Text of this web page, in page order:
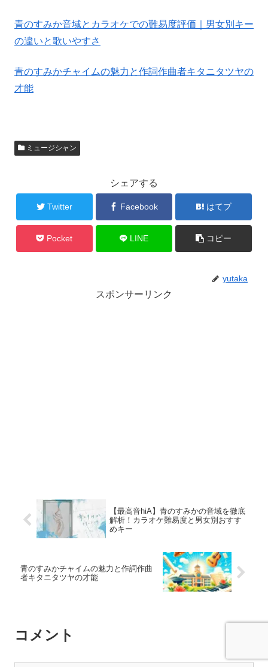
青のすみか音域とカラオケでの難易度評価｜男女別キー
の違いと歌いやすさ
青のすみかチャイムの魅力と作詞作曲者キタニタツヤの
才能
ミュージシャン
シェアする
Twitter Facebook はてブ
Pocket LINE コピー
yutaka
スポンサーリンク
【最高音hiA】青のすみかの音域を徹底
解析！カラオケ難易度と男女別おすす
めキー
青のすみかチャイムの魅力と作詞作曲
者キタニタツヤの才能
コメント